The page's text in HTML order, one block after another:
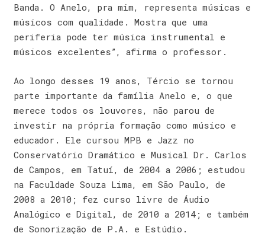
Banda. O Anelo, pra mim, representa músicas e
músicos com qualidade. Mostra que uma
periferia pode ter música instrumental e
músicos excelentes”, afirma o professor.
Ao longo desses 19 anos, Tércio se tornou
parte importante da família Anelo e, o que
merece todos os louvores, não parou de
investir na própria formação como músico e
educador. Ele cursou MPB e Jazz no
Conservatório Dramático e Musical Dr. Carlos
de Campos, em Tatuí, de 2004 a 2006; estudou
na Faculdade Souza Lima, em São Paulo, de
2008 a 2010; fez curso livre de Áudio
Analógico e Digital, de 2010 a 2014; e também
de Sonorização de P.A. e Estúdio.